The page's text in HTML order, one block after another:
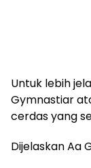
Untuk lebih
Gymnastiar
cerdas yang
Dijelaskan Aa